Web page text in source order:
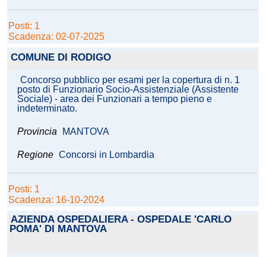
Posti: 1
Scadenza: 02-07-2025
COMUNE DI RODIGO
Concorso pubblico per esami per la copertura di n. 1
posto di Funzionario Socio-Assistenziale (Assistente
Sociale) - area dei Funzionari a tempo pieno e
indeterminato.
Provincia MANTOVA
Regione Concorsi in Lombardia
Posti: 1
Scadenza: 16-10-2024
AZIENDA OSPEDALIERA - OSPEDALE 'CARLO
POMA' DI MANTOVA